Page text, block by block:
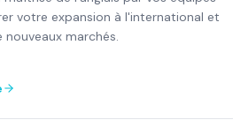
votre expansion à l'international et
nouveaux marchés.